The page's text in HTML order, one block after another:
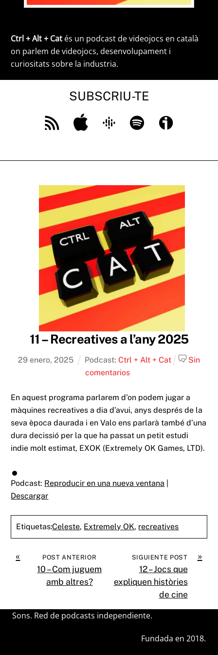
Ctrl + Alt + Cat és un podcast de videojocs en català
on parlem de videojocs, desenvolupament i
curiositats sobre la industria.
SUBSCRIU-TE
Feed
Apple
Google
Spotify Ivoox
11 – Recreatives a l’any 2025
29 enero,2025 Podcast: Ctrl + Alt + Cat
Sin
comentarios
En aquest programa parlarem d’on podem jugar a
màquines recreatives a dia d’avui, anys després de la
seva època daurada i en Valo ens parlarà també d’una
dura decissió per la que ha passat un petit estudi
indie molt estimat, EXOK (Extremely OK Games, LTD).
Podcast: Reproducir en una nueva ventana
Descargar
Etiquetas:Celeste, Extremely OK, recreatives
« POST ANTERIOR
10 – Com juguem
amb altres?
»
SIGUIENTE POST
12 – Jocs que
expliquen històries
de cine
Sons. Red de podcasts independiente.
Fundada en 2018.